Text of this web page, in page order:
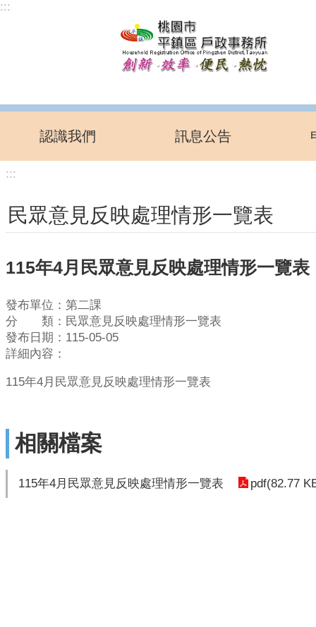
跳到主要內容區塊
:::
認識我們 訊息公告
:::
民眾意見反映處理情形一覽表
115年4月民眾意見反映處理情形一覽表
發布單位：第二課
分 類：民眾意見反映處理情形一覽表
發布日期：115-05-05
詳細內容：
115年4月民眾意見反映處理情形一覽表
相關檔案
115年4月民眾意見反映處理情形一覽表 pdf(82.77